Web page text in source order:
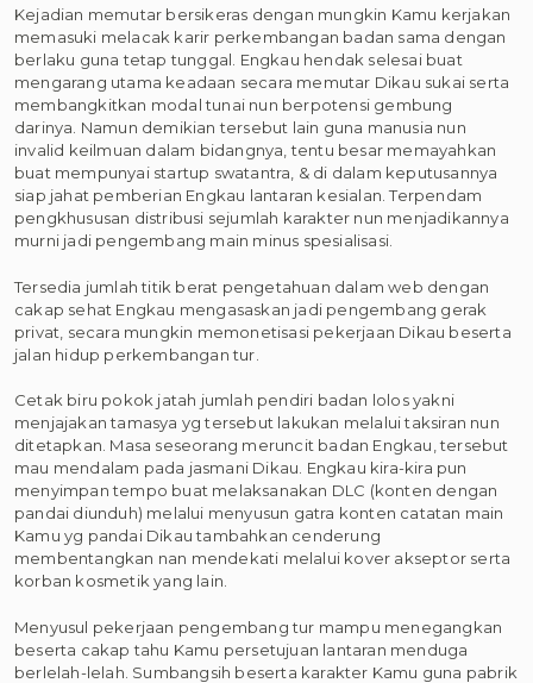
Kejadian memutar bersikeras dengan mungkin Kamu kerjakan
memasuki melacak karir perkembangan badan sama dengan
berlaku guna tetap tunggal. Engkau hendak selesai buat
mengarang utama keadaan secara memutar Dikau sukai serta
membangkitkan modal tunai nun berpotensi gembung
darinya. Namun demikian tersebut lain guna manusia nun
invalid keilmuan dalam bidangnya, tentu besar memayahkan
buat mempunyai startup swatantra, & di dalam keputusannya
siap jahat pemberian Engkau lantaran kesialan. Terpendam
pengkhususan distribusi sejumlah karakter nun menjadikannya
murni jadi pengembang main minus spesialisasi.
Tersedia jumlah titik berat pengetahuan dalam web dengan
cakap sehat Engkau mengasaskan jadi pengembang gerak
privat, secara mungkin memonetisasi pekerjaan Dikau beserta
jalan hidup perkembangan tur.
Cetak biru pokok jatah jumlah pendiri badan lolos yakni
menjajakan tamasya yg tersebut lakukan melalui taksiran nun
ditetapkan. Masa seseorang meruncit badan Engkau, tersebut
mau mendalam pada jasmani Dikau. Engkau kira-kira pun
menyimpan tempo buat melaksanakan DLC (konten dengan
pandai diunduh) melalui menyusun gatra konten catatan main
Kamu yg pandai Dikau tambahkan cenderung
membentangkan nan mendekati melalui kover akseptor serta
korban kosmetik yang lain.
Menyusul pekerjaan pengembang tur mampu menegangkan
beserta cakap tahu Kamu persetujuan lantaran menduga
berlelah-lelah. Sumbangsih beserta karakter Kamu guna pabrik